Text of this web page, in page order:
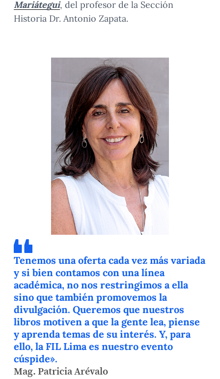
Mariátegui, del profesor de la Sección
Historia Dr. Antonio Zapata.
Tenemos una oferta cada vez más variada
y si bien contamos con una línea
académica, no nos restringimos a ella
sino que también promovemos la
divulgación. Queremos que nuestros
libros motiven a que la gente lea, piense
y aprenda temas de su interés. Y, para
ello, la FIL Lima es nuestro evento
cúspide».
Mag. Patricia Arévalo